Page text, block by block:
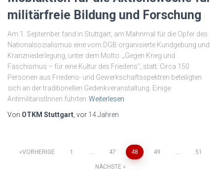
militärfreie Bildung und Forschung
Am 1. September fand in Stuttgart, am Mahnmal für die Opfer des
Nationalsozialismus eine vom DGB organisierte Kundgebung und
Kranzniederlegung, unter dem Motto: „Gegen Krieg und
Faschismus – für eine Kultur des Friedens“, statt. Circa 150
Personen aus Friedens- und Gewerkschaftsspektren beteiligten
sich an der traditionellen Gedenkveranstaltung. Einige
AntimilitaristInnen führten Weiterlesen
Von OTKM Stuttgart , vor 14 Jahren
Seitennummerierung
VORHERIGE 1 … 47 48 49 … 51
NÄCHSTE